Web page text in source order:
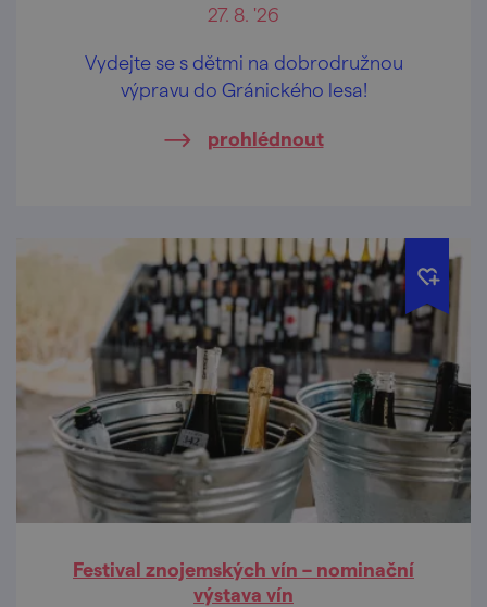
27. 8. '26
Vydejte se s dětmi na dobrodružnou
výpravu do Gránického lesa!
prohlédnout
Festival znojemských vín – nominační
výstava vín